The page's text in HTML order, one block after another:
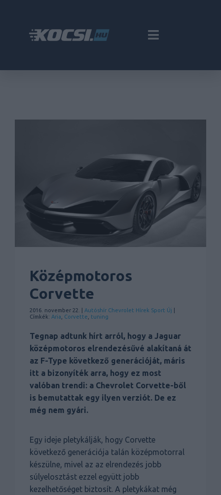
Középmotoros
Corvette
2016. november 22. | Autóshír Chevrolet Hírek Sport Új
Címkék: Aria Corvette tuning
Tegnap adtunk hírt arról, hogy a Jaguar
középmotoros elrendezésűvé alakítaná át
az F-Type következő generációját, máris
itt a bizonyíték arra, hogy ez most
valóban trendi: a Chevrolet Corvette-ből
is bemutattak egy ilyen verziót. De ez
még nem gyári.
Egy ideje pletykálják, hogy Corvette
következő generációja talán középmotorral
készülne, mivel az az elrendezés jobb
súlyelosztást ezzel együtt jobb
kezelhetőséget biztosít. A pletykákat még